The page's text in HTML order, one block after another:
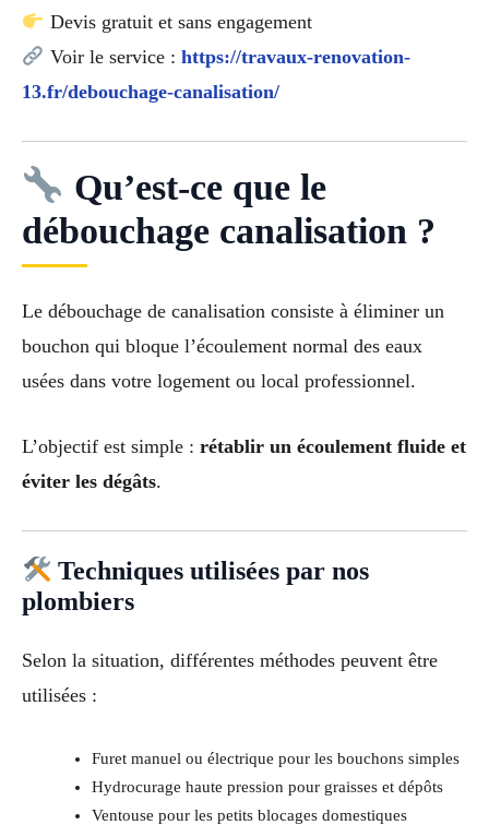
Devis gratuit et sans engagement
Voir le service : https://travaux-renovation-
13.fr/debouchage-canalisation/
Qu’est-ce que le
débouchage canalisation ?
Le débouchage de canalisation consiste à éliminer un
bouchon qui bloque l’écoulement normal des eaux
usées dans votre logement ou local professionnel.
L’objectif est simple : rétablir un écoulement fluide et
éviter les dégâts.
Techniques utilisées par nos
plombiers
Selon la situation, différentes méthodes peuvent être
utilisées :
Furet manuel ou électrique pour les bouchons simples
Hydrocurage haute pression pour graisses et dépôts
Ventouse pour les petits blocages domestiques